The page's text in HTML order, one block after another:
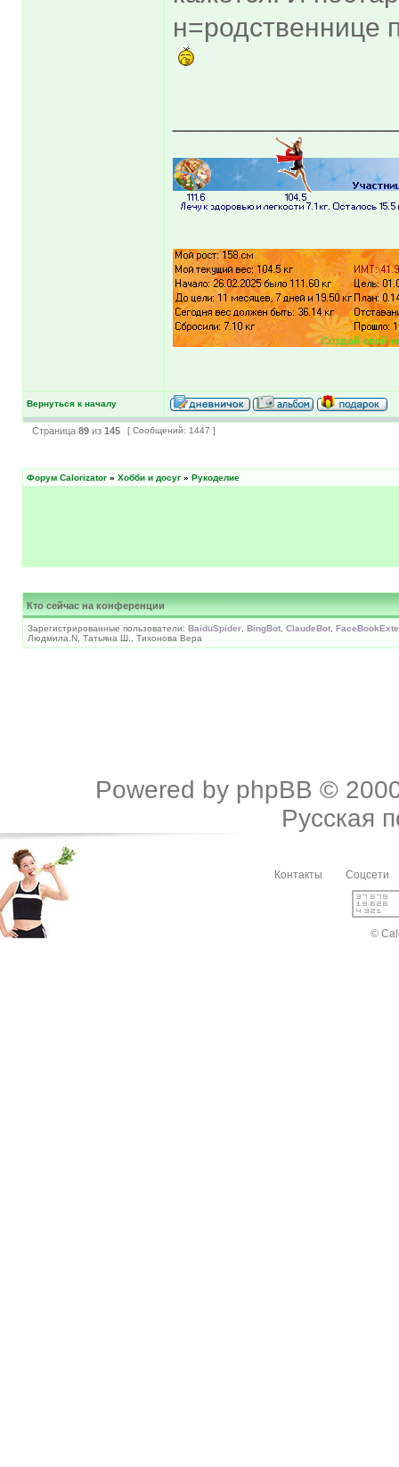
н=родственнице
Вернуться к началу
Страница 89 из 145 [ Сообщений: 1447 ]
Форум Calorizator » Хобби и досуг » Рукоделие
Кто сейчас на конференции
Зарегистрированные пользователи: BaiduSpider BingBot ClaudeBot
Людмила.N, Татьяна Ш., Тихонова Вера
Powered by phpBB ©
Русская
Контакты Соцсети
©